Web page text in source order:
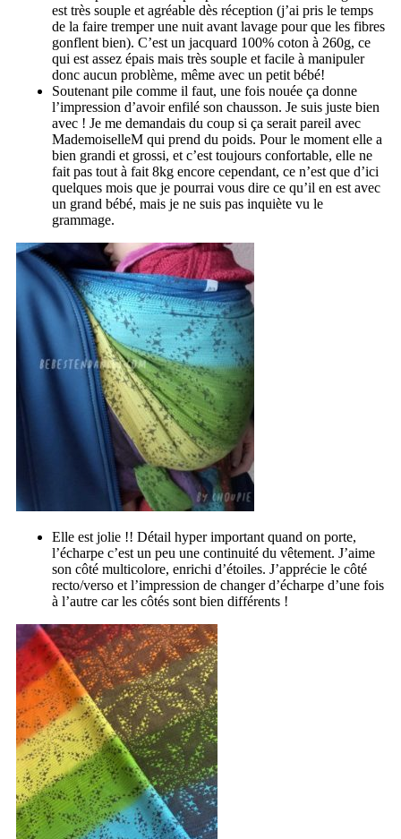
est très souple et agréable dès réception (j’ai pris le temps
de la faire tremper une nuit avant lavage pour que les fibres
gonflent bien). C’est un jacquard 100% coton à 260g, ce
qui est assez épais mais très souple et facile à manipuler
donc aucun problème, même avec un petit bébé!
Soutenant pile comme il faut, une fois nouée ça donne
l’impression d’avoir enfilé son chausson. Je suis juste bien
avec ! Je me demandais du coup si ça serait pareil avec
MademoiselleM qui prend du poids. Pour le moment elle a
bien grandi et grossi, et c’est toujours confortable, elle ne
fait pas tout à fait 8kg encore cependant, ce n’est que d’ici
quelques mois que je pourrai vous dire ce qu’il en est avec
un grand bébé, mais je ne suis pas inquiète vu le
grammage.
Elle est jolie !! Détail hyper important quand on porte,
l’écharpe c’est un peu une continuité du vêtement. J’aime
son côté multicolore, enrichi d’étoiles. J’apprécie le côté
recto/verso et l’impression de changer d’écharpe d’une fois
à l’autre car les côtés sont bien différents !